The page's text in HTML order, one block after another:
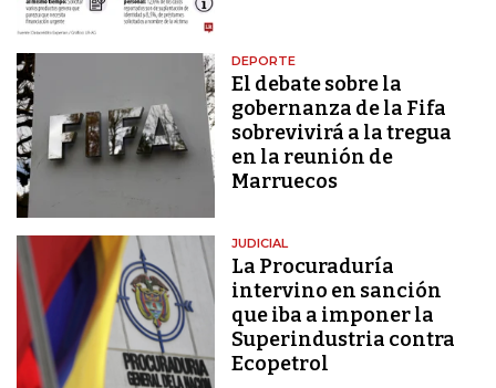
DEPORTE
El debate sobre la
gobernanza de la Fifa
sobrevivirá a la tregua
en la reunión de
Marruecos
JUDICIAL
La Procuraduría
intervino en sanción
que iba a imponer la
Superindustria contra
Ecopetrol